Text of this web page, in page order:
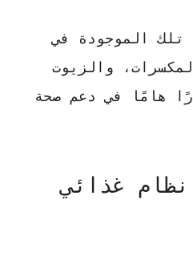
تلك الموجودة في
والزيوت
هامًا في دعم صحة
نظام غذائي